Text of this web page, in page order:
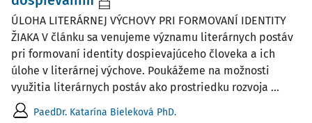
ÚLOHA LITERÁRNEJ VÝCHOVY PRI FORMOVANÍ IDENTITY
ŽIAKA V článku sa venujeme významu literárnych postáv
pri formovaní identity dospievajúceho človeka a ich
úlohe v literárnej výchove. Poukážeme na možnosti
využitia literárnych postáv ako prostriedku rozvoja ...
PaedDr. Katarína Bieleková PhD.